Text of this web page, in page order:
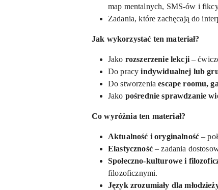
map mentalnych, SMS-ów i
Zadania, które zachęcają do
Jak wykorzystać ten materiał?
Jako rozszerzenie lekcji–
Do pracyindywidualnej lub
Do stworzeniaescape roomu,
Jako pośrednie sprawdzanie
Co wyróżnia ten materiał?
Aktualność i oryginalność –
Elastyczność– zadania
Społeczno-kulturowe i
filozoficznymi.
Język zrozumiały dla